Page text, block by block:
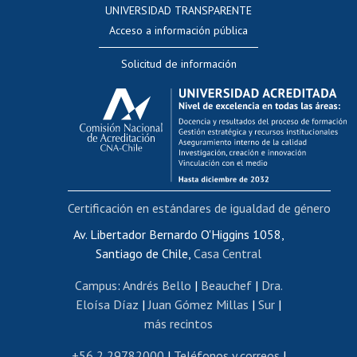
Evaluación docente
Calificación académica
Postulación al AUCAI
Funcionarias/os
Cursos internos de capacitación
Bienestar del personal
Portal de movilidad interna
Certificado de renta
Certificado de renta honorarios
Editar páginas blancas
Extranjeras/os
Revalidación y reconocimiento de títulos
UNIVERSIDAD TRANSPARENTE
Acceso a información pública
Solicitud de información
Av. Libertador Bernardo O'Higgins 1058,
Santiago de Chile, Casa Central
Campus: Andrés Bello | Beauchef| Dra.
Eloísa Díaz |Juan Gómez Millas | Sur |
más recintos
Certificación en estándares de igualdad de género